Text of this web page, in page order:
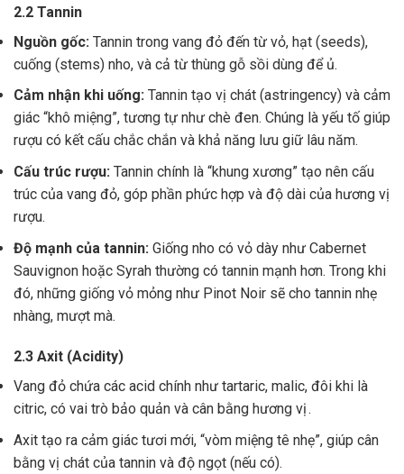
2.2 Tannin
Nguồn gốc: Tannin trong vang đỏ đến từ vỏ, hạt (seeds),
cuống (stems) nho, và cả từ thùng gỗ sồi dùng để ủ.
Cảm nhận khi uống: Tannin tạo vị chát (astringency) và cảm
giác “khô miệng”, tương tự như chè đen. Chúng là yếu tố giúp
rượu có kết cấu chắc chắn và khả năng lưu giữ lâu năm.
Cấu trúc rượu: Tannin chính là “khung xương” tạo nên cấu
trúc của vang đỏ, góp phần phức hợp và độ dài của hương vị
rượu.
Độ mạnh của tannin: Giống nho có vỏ dày như Cabernet
Sauvignon hoặc Syrah thường có tannin mạnh hơn. Trong khi
đó, những giống vỏ mỏng như Pinot Noir sẽ cho tannin nhẹ
nhàng, mượt mà.
2.3 Axit (Acidity)
Vang đỏ chứa các acid chính như tartaric, malic, đôi khi là
citric, có vai trò bảo quản và cân bằng hương vị .
Axit tạo ra cảm giác tươi mới, “vòm miệng tê nhẹ”, giúp cân
bằng vị chát của tannin và độ ngọt (nếu có).